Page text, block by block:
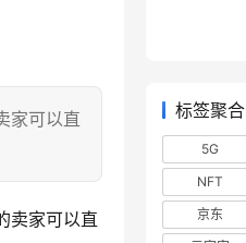
家可以直
卖家可以直
标签聚合
5G
NFT
京东